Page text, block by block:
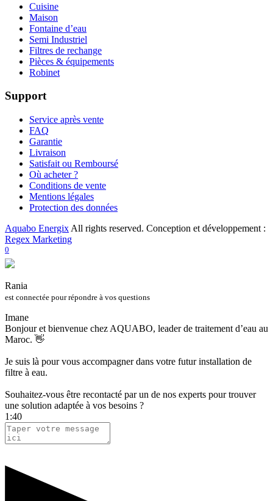
Cuisine
Maison
Fontaine d’eau
Semi Industriel
Filtres de rechange
Pièces & équipements
Robinet
Support
Service après vente
FAQ
Garantie
Livraison
Satisfait ou Remboursé
Où acheter ?
Conditions de vente
Mentions légales
Protection des données
Aquabo Energix All rights reserved. Conception et développement :
Regex Marketing
0
Rania
est connectée pour répondre à vos questions
Imane
Bonjour et bienvenue chez AQUABO, leader de traitement d’eau au
Maroc. 👋
Je suis là pour vous accompagner dans votre futur installation de
filtre à eau.
Souhaitez-vous être recontacté par un de nos experts pour trouver
une solution adaptée à vos besoins ?
1:40